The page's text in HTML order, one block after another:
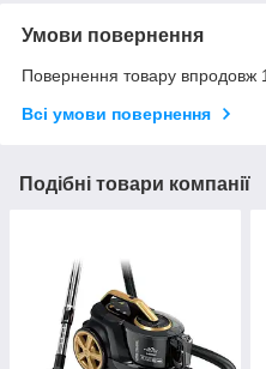
Умови повернення
Повернення товару впродовж
Всі умови повернення
Подібні товари компанії